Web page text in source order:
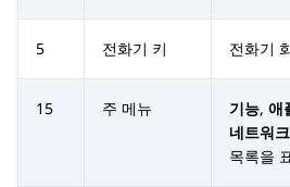
5 전화기 키 전화기
15 주 메뉴 기능, 애
네트워
목록을